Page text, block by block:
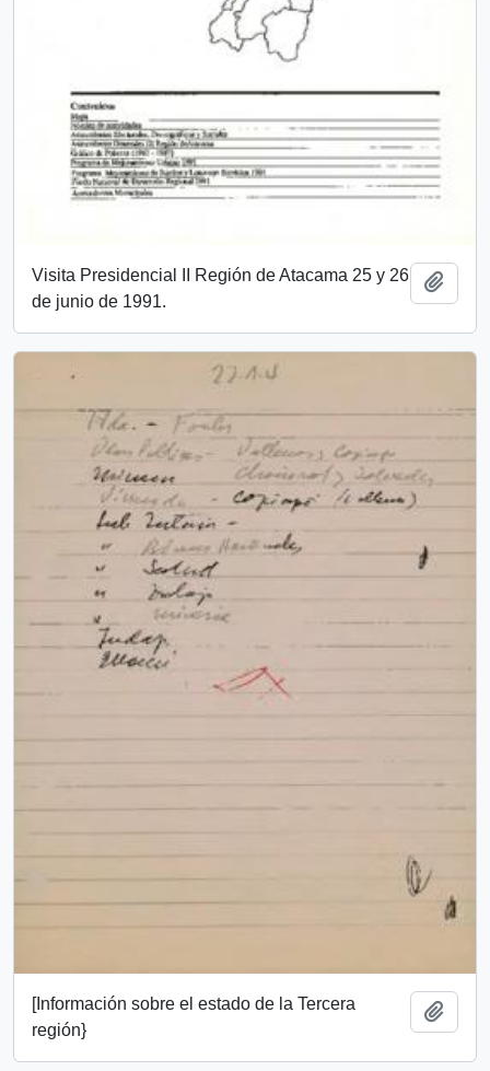
Visita Presidencial II Región de Atacama 25 y 26
de junio de 1991.
[Información sobre el estado de la Tercera
región}